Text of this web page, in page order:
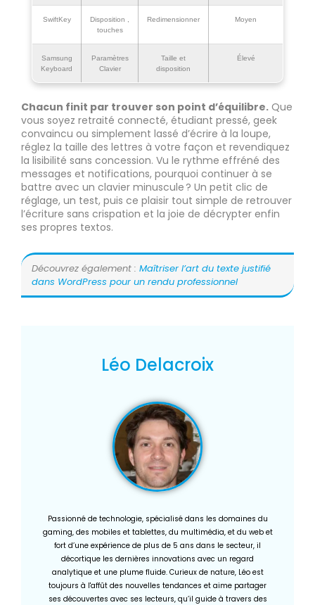
SwiftKey
Disposition ,
touches
Redimensionner Moyen
Samsung
Keyboard
Paramètres
Clavier
Taille et
disposition
Élevé
Chacun finit par trouver son point d’équilibre. Que
vous soyez retraité connecté, étudiant pressé, geek
convaincu ou simplement lassé d’écrire à la loupe,
réglez la taille des lettres à votre façon et revendiquez
la lisibilité sans concession. Vu le rythme effréné des
messages et notifications, pourquoi continuer à se
battre avec un clavier minuscule ? Un petit clic de
réglage, un test, puis ce plaisir tout simple de retrouver
l’écriture sans crispation et la joie de décrypter enfin
ses propres textos.
Découvrez également : Maîtriser l’art du texte justifié
dans WordPress pour un rendu professionnel
Léo Delacroix
Passionné de technologie, spécialisé dans les domaines du
gaming, des mobiles et tablettes, du multimédia, et du web et
fort d’une expérience de plus de 5 ans dans le secteur, il
décortique les dernières innovations avec un regard
analytique et une plume fluide. Curieux de nature, Léo est
toujours à l'affût des nouvelles tendances et aime partager
ses découvertes avec ses lecteurs, qu’il guide à travers des